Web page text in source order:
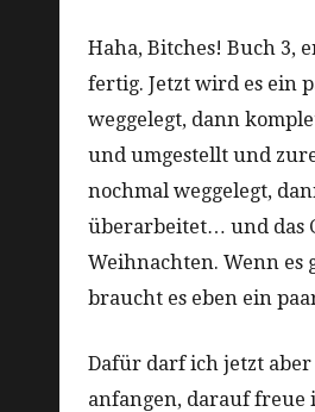
Haha, Bitches! Buch 3,
fertig. Jetzt wird es ein
weggelegt, dann
und umgestellt und
nochmal weggelegt,
überarbeitet… und das
Weihnachten. Wenn es
braucht es eben ein
Dafür darf ich jetzt
anfangen, darauf freue